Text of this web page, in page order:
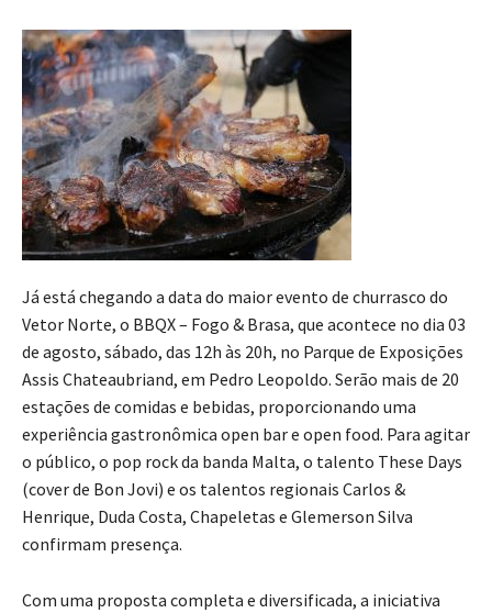
Já está chegando a data do maior evento de churrasco do
Vetor Norte, o BBQX – Fogo & Brasa, que acontece no dia 03
de agosto, sábado, das 12h às 20h, no Parque de Exposições
Assis Chateaubriand, em Pedro Leopoldo. Serão mais de 20
estações de comidas e bebidas, proporcionando uma
experiência gastronômica open bar e open food. Para agitar
o público, o pop rock da banda Malta, o talento These Days
(cover de Bon Jovi) e os talentos regionais Carlos &
Henrique, Duda Costa, Chapeletas e Glemerson Silva
confirmam presença.
Com uma proposta completa e diversificada, a iniciativa